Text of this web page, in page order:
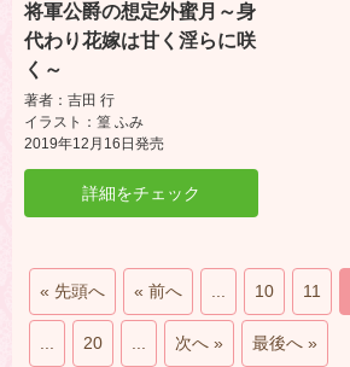
将軍公爵の想定外蜜月～身
代わり花嫁は甘く淫らに咲
く～
著者：吉田 行
イラスト：篁 ふみ
2019年12月16日発売
詳細をチェック
« 先頭へ « 前へ ... 10 11
... 20 ... 次へ » 最後へ »